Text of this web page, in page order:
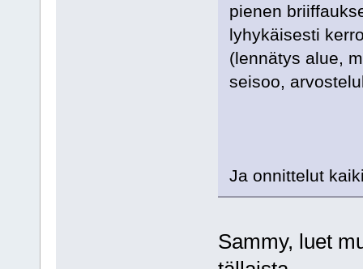
pienen
lyhykäisesti
(lennätys alue,
seisoo,
Ja onnittelut
Sammy, luet